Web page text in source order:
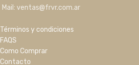
Mail: ventas@frvr.com.ar
Términos y condiciones
FAQS
Como Comprar
Contacto